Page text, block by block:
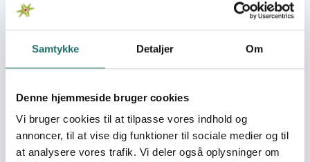
Samtykke Detaljer Om
Denne hjemmeside bruger cookies
Vi bruger cookies til at tilpasse vores indhold og
annoncer, til at vise dig funktioner til sociale medier og til
at analysere vores trafik. Vi deler også oplysninger om
http://Facebook Page
“Babdabo NGO
Bevillinger:
Dansomala - 22-016-AA
renovation of water well
in Xargaga